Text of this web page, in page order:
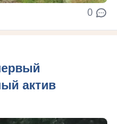
0
актив